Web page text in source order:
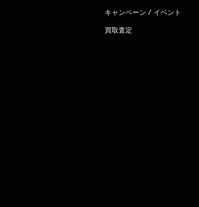
キャンペーン / イベント
買取査定